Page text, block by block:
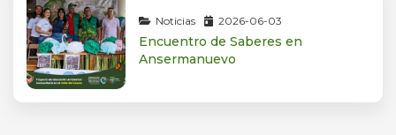
Noticias 2026-06-03
Encuentro de Saberes en
Ansermanuevo